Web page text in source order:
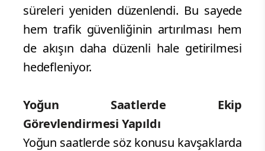
süreleri yeniden düzenlendi. Bu sayede
hem trafik güvenliğinin artırılması hem
de akışın daha düzenli hale getirilmesi
hedefleniyor.
Yoğun Saatlerde Ekip
Görevlendirmesi Yapıldı
Yoğun saatlerde söz konusu kavşaklarda